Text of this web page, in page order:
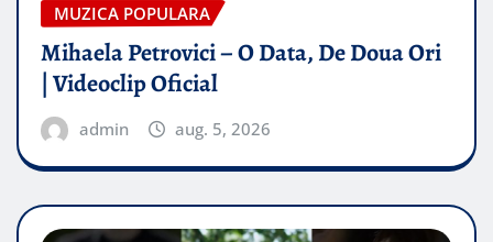
MUZICA POPULARA
Mihaela Petrovici – O Data, De Doua Ori
| Videoclip Oficial
admin aug. 5, 2026